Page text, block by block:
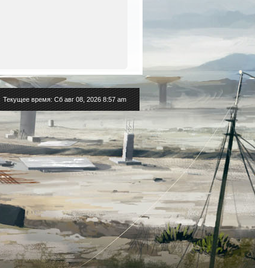
Текущее время: Сб авг 08, 2026 8:57 am